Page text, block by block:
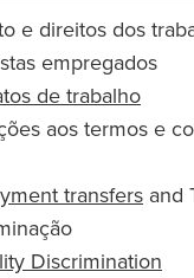
e direitos dos
empregados
de trabalho
aos termos e
transfers and
Discrimination